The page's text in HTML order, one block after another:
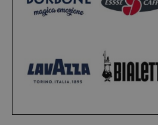
product_data_storage